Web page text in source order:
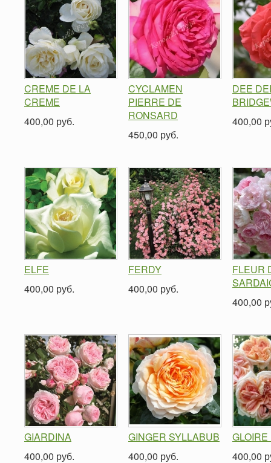
CREME DE LA
CREME
400,00 руб.
CYCLAMEN
PIERRE DE
RONSARD
450,00 руб.
DEE
400,00
ELFE
400,00 руб.
FERDY
400,00 руб.
FLEUR
400,00
GIARDINA
400,00 руб.
GINGER SYLLABUB
400,00 руб.
400,00